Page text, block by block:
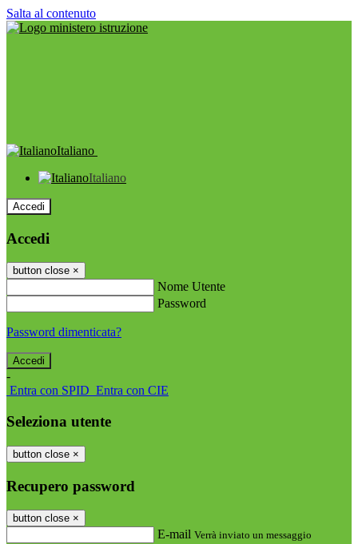
Salta al contenuto
Italiano
Italiano
Accedi
Accedi
button close ×
Nome Utente
Password
Password dimenticata?
-
Entra con SPID Entra con CIE
Seleziona utente
button close ×
Recupero password
button close ×
E-mail Verrà inviato un messaggio